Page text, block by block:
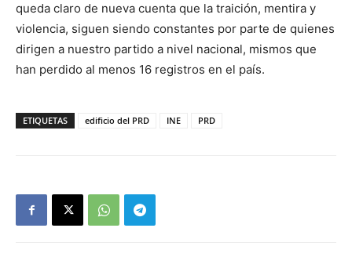
queda claro de nueva cuenta que la traición, mentira y
violencia, siguen siendo constantes por parte de quienes
dirigen a nuestro partido a nivel nacional, mismos que
han perdido al menos 16 registros en el país.
ETIQUETAS edificio del PRD INE PRD